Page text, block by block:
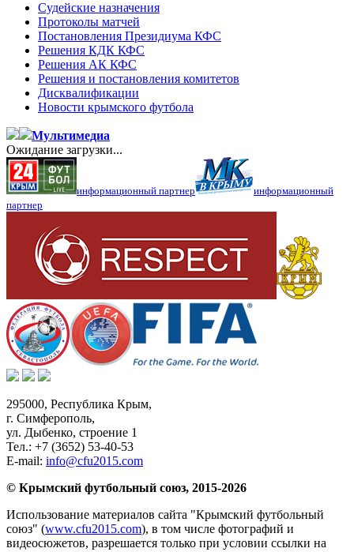
Судейские назначения
Протоколы матчей
Постановления Президиума КФС
Решения КДК КФС
Решения АК КФС
Решения и постановления комитетов
Дисквалификации
Новости крымского футбола
Мультимедиа
Ожидание загрузки...
информационный партнер
информационный
партнер
295000, Республика Крым,
г. Симферополь,
ул. Дыбенко, строение 1
Тел.: +7 (3652) 53-40-53
E-mail: info@cfu2015.com
© Крымский футбольный союз, 2015-2026
Использование материалов сайта "Крымский футбольный
союз" (www.cfu2015.com), в том числе фотографий и
видеосюжетов, разрешается только при условии ссылки на